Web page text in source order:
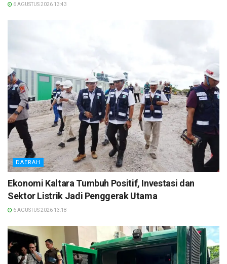
6 AGUSTUS 2026 13:43
DAERAH
Ekonomi Kaltara Tumbuh Positif, Investasi dan
Sektor Listrik Jadi Penggerak Utama
6 AGUSTUS 2026 13:18